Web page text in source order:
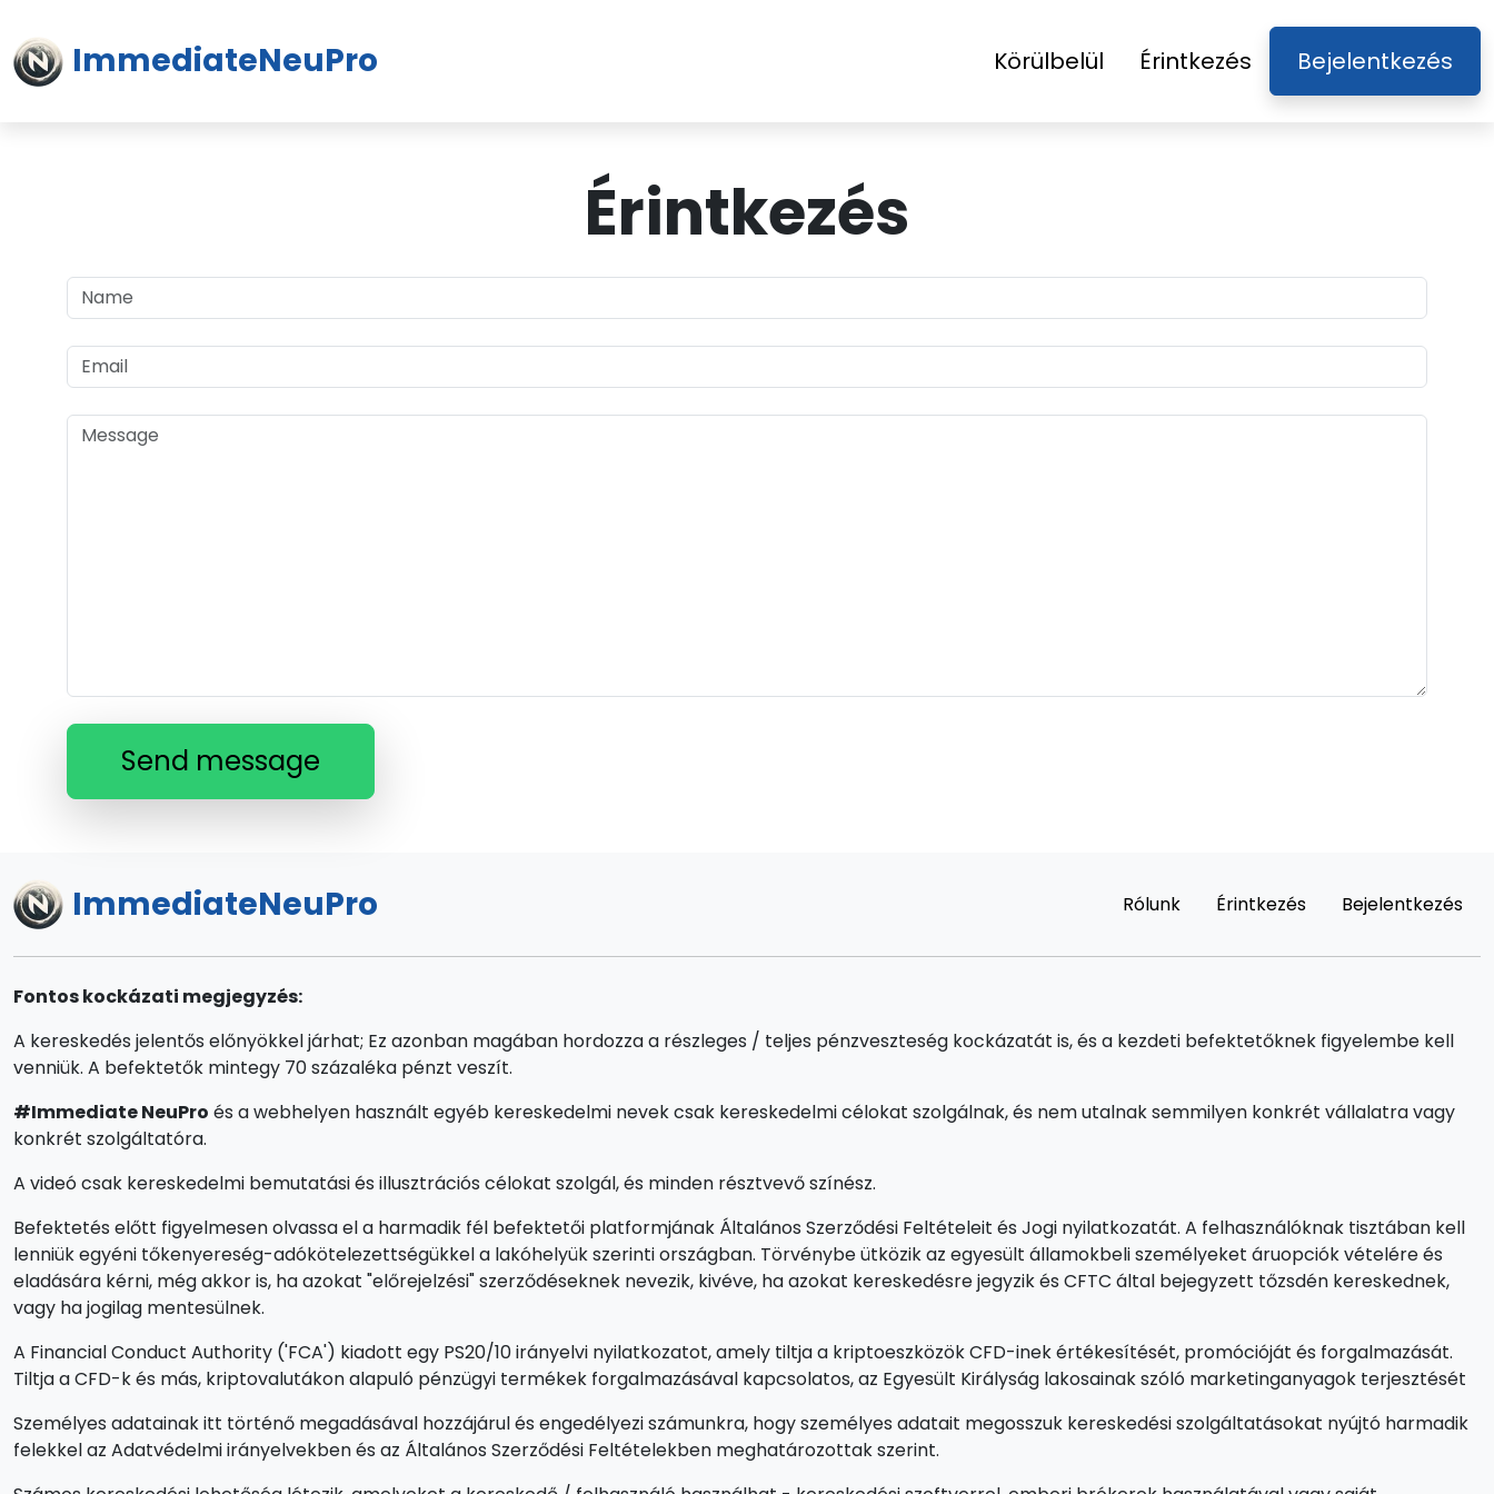
ImmediateNeuPro Körülbelül Érintkezés Bejelentkezés
Érintkezés
Send message
ImmediateNeuPro Rólunk Érintkezés Bejelentkezés
Fontos kockázati megjegyzés:
A kereskedés jelentős előnyökkel járhat; Ez azonban magában hordozza a részleges / teljes pénzveszteség kockázatát is, és a kezdeti befektetőknek figyelembe kell
venniük. A befektetők mintegy 70 százaléka pénzt veszít.
#Immediate NeuPro és a webhelyen használt egyéb kereskedelmi nevek csak kereskedelmi célokat szolgálnak, és nem utalnak semmilyen konkrét vállalatra vagy
konkrét szolgáltatóra.
A videó csak kereskedelmi bemutatási és illusztrációs célokat szolgál, és minden résztvevő színész.
Befektetés előtt figyelmesen olvassa el a harmadik fél befektetői platformjának Általános Szerződési Feltételeit és Jogi nyilatkozatát. A felhasználóknak tisztában kell
lenniük egyéni tőkenyereség-adókötelezettségükkel a lakóhelyük szerinti országban. Törvénybe ütközik az egyesült államokbeli személyeket áruopciók vételére és
eladására kérni, még akkor is, ha azokat "előrejelzési" szerződéseknek nevezik, kivéve, ha azokat kereskedésre jegyzik és CFTC által bejegyzett tőzsdén kereskednek,
vagy ha jogilag mentesülnek.
A Financial Conduct Authority ('FCA') kiadott egy PS20/10 irányelvi nyilatkozatot, amely tiltja a kriptoeszközök CFD-inek értékesítését, promócióját és forgalmazását.
Tiltja a CFD-k és más, kriptovalutákon alapuló pénzügyi termékek forgalmazásával kapcsolatos, az Egyesült Királyság lakosainak szóló marketinganyagok terjesztését
Személyes adatainak itt történő megadásával hozzájárul és engedélyezi számunkra, hogy személyes adatait megosszuk kereskedési szolgáltatásokat nyújtó harmadik
felekkel az Adatvédelmi irányelvekben és az Általános Szerződési Feltételekben meghatározottak szerint.